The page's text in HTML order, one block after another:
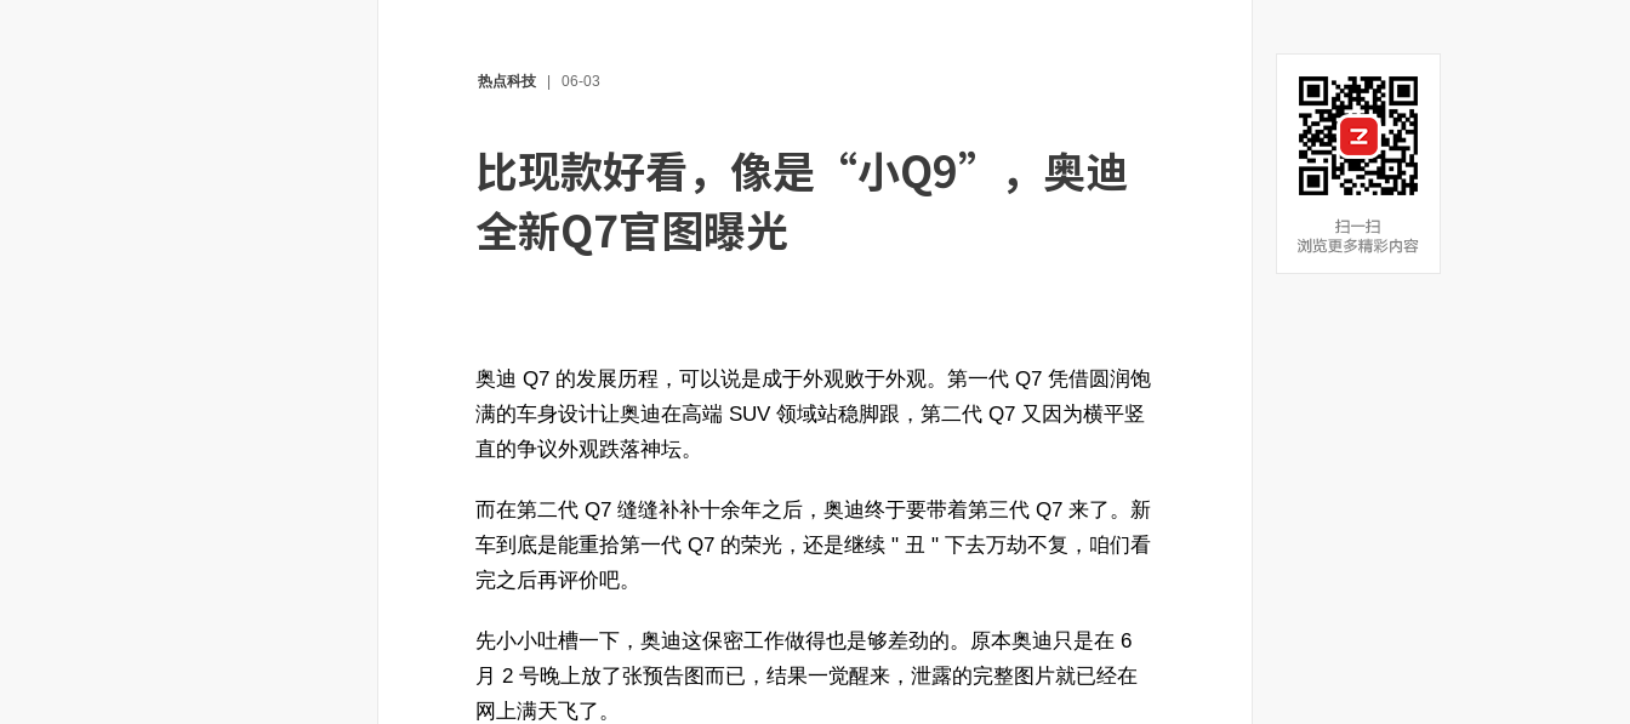
热点科技 06-03
比现款好看，像是“小Q9”，奥迪
全新Q7官图曝光
奥迪 Q7 的发展历程，可以说是成于外观败于外观。第一代 Q7 凭借圆润饱
满的车身设计让奥迪在高端 SUV 领域站稳脚跟，第二代 Q7 又因为横平竖
直的争议外观跌落神坛。
而在第二代 Q7 缝缝补补十余年之后，奥迪终于要带着第三代 Q7 来了。新
车到底是能重拾第一代 Q7 的荣光，还是继续 " 丑 " 下去万劫不复，咱们看
完之后再评价吧。
先小小吐槽一下，奥迪这保密工作做得也是够差劲的。原本奥迪只是在 6
月 2 号晚上放了张预告图而已，结果一觉醒来，泄露的完整图片就已经在
网上满天飞了。